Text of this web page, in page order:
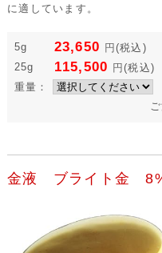
に適しています。
5g 23,650 円 (税込)
25g
115,500 円(税込)
重量：
金液 ブライト金